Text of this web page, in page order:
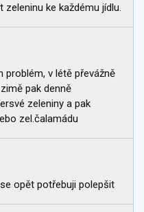
zeleninu ke každému jídlu.
problém, v létě převážně
pak denně
zeleniny a pak
zel.čalamádu
opět potřebuji polepšit